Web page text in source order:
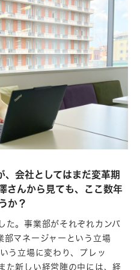
会社としてはまだ変革期
さんから見ても、ここ数年
か？
た。事業部がそれぞれカンパ
部マネージャーという立場
う立場に変わり、プレッ
た新しい経営陣の中には、経